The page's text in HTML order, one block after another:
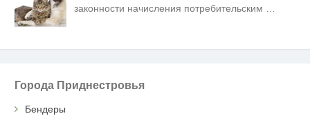
законности начисления потребительским
Города Приднестровья
Бендеры